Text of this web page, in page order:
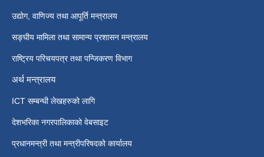
उद्योग, वाणिज्य तथा आपूर्ति मन्त्रालय
सङ्घीय मामिला तथा सामान्य प्रशासन मन्त्रालय
राष्ट्रिय परिचयपत्र तथा पन्जिकरण विभाग
अर्थ मन्त्रालय
ICT सम्बन्धी लेखहरुको लागि
देशभरिका नगरपालिकाको वेबसाइट
प्रधानमन्त्री तथा मन्त्रीपरिषदको कार्यालय